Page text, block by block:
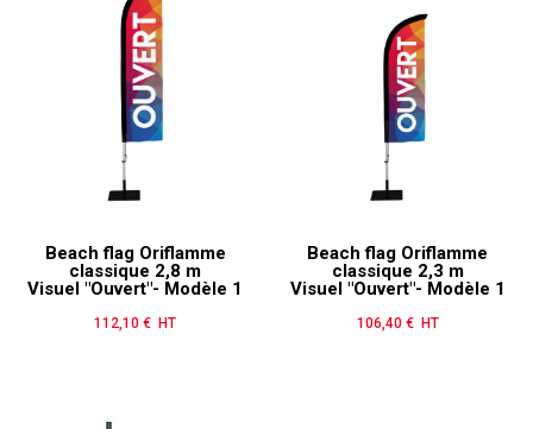
Beach flag Oriflamme
classique 2,8 m
Visuel "Ouvert"- Modèle 1
Prix
112,10 € HT
Beach flag Oriflamme
classique 2,3 m
Visuel "Ouvert"- Modèle 1
Prix
106,40 € HT